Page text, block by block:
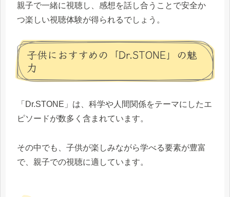
親子で一緒に視聴し、感想を話し合うことで安全か
つ楽しい視聴体験が得られるでしょう。
子供におすすめの「Dr.STONE」の魅
力
「Dr.STONE」は、科学や人間関係をテーマにしたエ
ピソードが数多く含まれています。
その中でも、子供が楽しみながら学べる要素が豊富
で、親子での視聴に適しています。